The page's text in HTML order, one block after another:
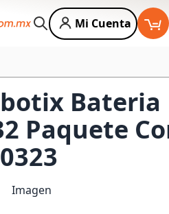
Buscar
Mi Cuenta
Bateria
Paquete